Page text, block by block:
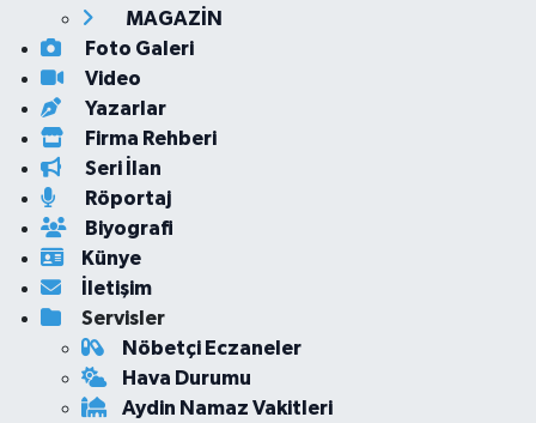
MAGAZİN
Foto Galeri
Video
Yazarlar
Firma Rehberi
Seri İlan
Röportaj
Biyografi
Künye
İletişim
Servisler
Nöbetçi Eczaneler
Hava Durumu
Aydin Namaz Vakitleri